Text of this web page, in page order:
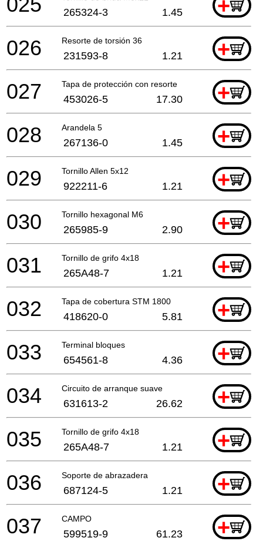
+
265324-3 1.45
Resorte de torsión 36 +
026 231593-8 1.21
Tapa de protección con resorte +
027 453026-5 17.30
Arandela 5 +
028 267136-0 1.45
Tornillo Allen 5x12 +
029 922211-6 1.21
Tornillo hexagonal M6 +
030 265985-9 2.90
Tornillo de grifo 4x18 +
031 265A48-7 1.21
Tapa de cobertura STM 1800 +
032 418620-0 5.81
Terminal bloques +
033 654561-8 4.36
Circuito de arranque suave +
034 631613-2 26.62
Tornillo de grifo 4x18 +
035 265A48-7 1.21
Soporte de abrazadera +
036 687124-5 1.21
CAMPO +
037 599519-9 61.23